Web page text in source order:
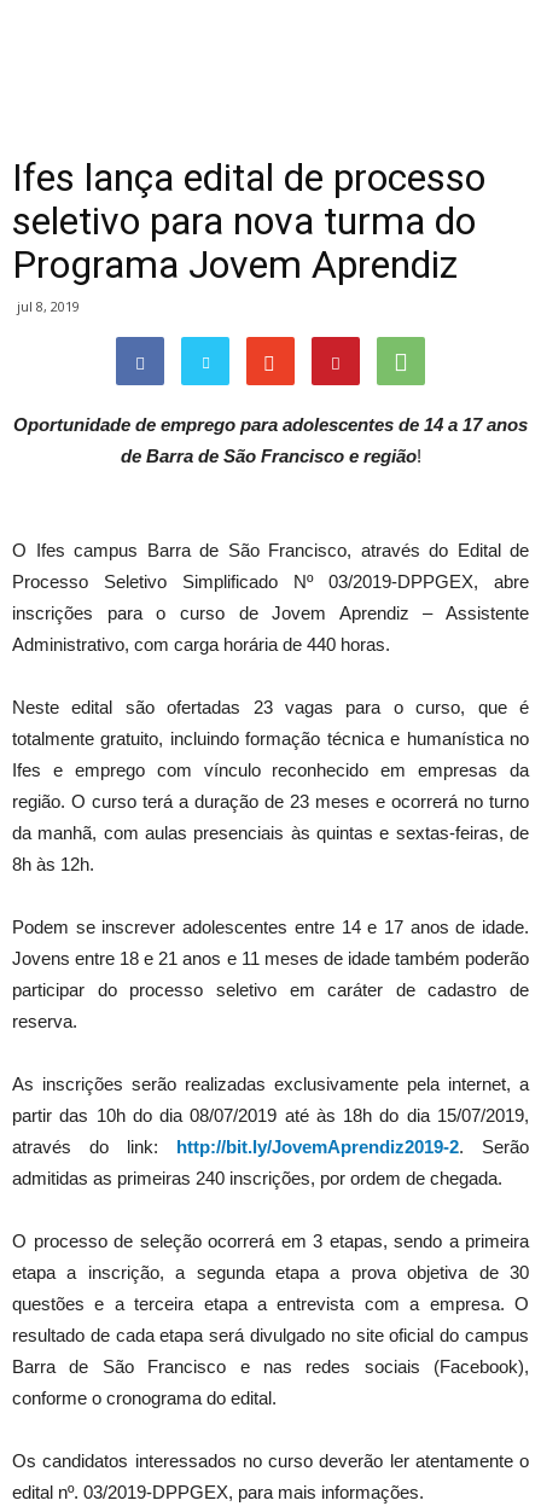
Ifes lança edital de processo
seletivo para nova turma do
Programa Jovem Aprendiz
jul 8, 2019
Oportunidade de emprego para adolescentes de 14 a 17 anos
de Barra de São Francisco e região!
O Ifes campus Barra de São Francisco, através do Edital de
Processo Seletivo Simplificado Nº 03/2019-DPPGEX, abre
inscrições para o curso de Jovem Aprendiz – Assistente
Administrativo, com carga horária de 440 horas.
Neste edital são ofertadas 23 vagas para o curso, que é
totalmente gratuito, incluindo formação técnica e humanística no
Ifes e emprego com vínculo reconhecido em empresas da
região. O curso terá a duração de 23 meses e ocorrerá no turno
da manhã, com aulas presenciais às quintas e sextas-feiras, de
8h às 12h.
Podem se inscrever adolescentes entre 14 e 17 anos de idade.
Jovens entre 18 e 21 anos e 11 meses de idade também poderão
participar do processo seletivo em caráter de cadastro de
reserva.
As inscrições serão realizadas exclusivamente pela internet, a
partir das 10h do dia 08/07/2019 até às 18h do dia 15/07/2019,
através do link: http://bit.ly/JovemAprendiz2019-2. Serão
admitidas as primeiras 240 inscrições, por ordem de chegada.
O processo de seleção ocorrerá em 3 etapas, sendo a primeira
etapa a inscrição, a segunda etapa a prova objetiva de 30
questões e a terceira etapa a entrevista com a empresa. O
resultado de cada etapa será divulgado no site oficial do campus
Barra de São Francisco e nas redes sociais (Facebook),
conforme o cronograma do edital.
Os candidatos interessados no curso deverão ler atentamente o
edital nº. 03/2019-DPPGEX, para mais informações.